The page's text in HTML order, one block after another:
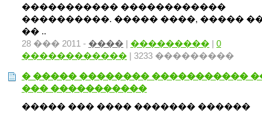
����������� ������������
����������. ����� ����, �����
�� ..
28 ��� 2011 - ���� | ��������� | 0
������������ | 3233 ���������
� ����� �������� �����������
��� �����������
����� ��� ���� ������� ������